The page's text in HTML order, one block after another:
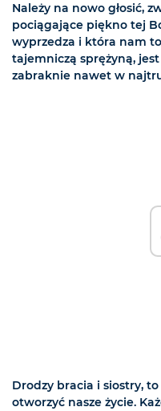
Należy na nowo głosić,
pociągające piękno tej
wyprzedza i która nam
tajemniczą sprężyną,
zabraknie nawet w
Drodzy bracia i siostry,
otworzyć nasze życie.